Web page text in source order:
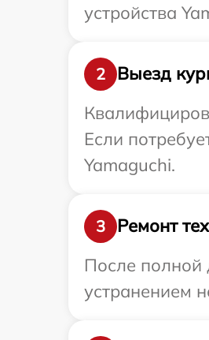
устройства
2
Выезд
Если
Yamaguchi.
3
Ремонт
После полной
устранением